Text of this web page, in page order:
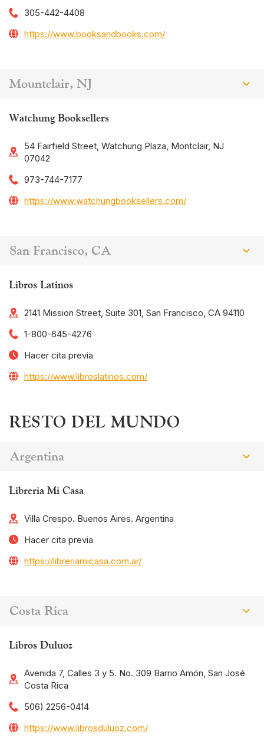
305-442-4408
https://www.booksandbooks.com/
Mountclair, NJ
Watchung Booksellers
54 Fairfield Street, Watchung Plaza, Montclair, NJ
07042
973-744-7177
https://www.watchungbooksellers.com/
San Francisco, CA
Libros Latinos
2141 Mission Street, Suite 301, San Francisco, CA 94110
1-800-645-4276
Hacer cita previa
https://www.libroslatinos.com/
RESTO DEL MUNDO
Argentina
Libreria Mi Casa
Villa Crespo. Buenos Aires. Argentina
Hacer cita previa
https://libreriamicasa.com.ar/
Costa Rica
Libros Duluoz
Avenida 7, Calles 3 y 5. No. 309 Barrio Amón, San José
Costa Rica
506) 2256-0414
https://www.librosduluoz.com/